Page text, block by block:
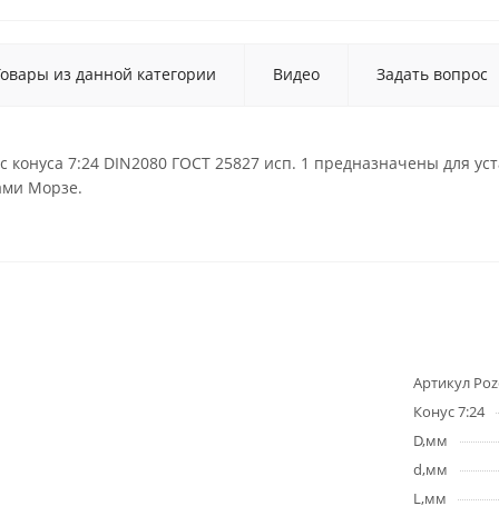
из данной категории Видео Задать вопрос
конуса 7:24 DIN2080 ГОСТ 25827 исп. 1 предназначены для
Морзе.
Артикул
Конус 7:24
D,мм
d,мм
L,мм